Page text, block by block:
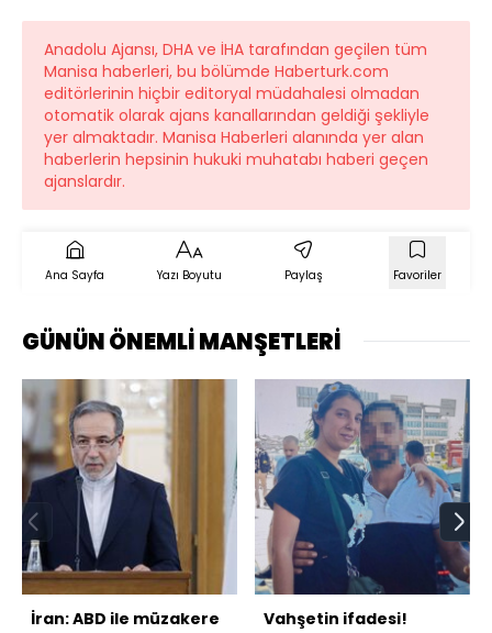
Anadolu Ajansı, DHA ve İHA tarafından geçilen tüm
Manisa haberleri, bu bölümde Haberturk.com
editörlerinin hiçbir editoryal müdahalesi olmadan
otomatik olarak ajans kanallarından geldiği şekliyle
yer almaktadır. Manisa Haberleri alanında yer alan
haberlerin hepsinin hukuki muhatabı haberi geçen
ajanslardır.
Ana Sayfa Yazı Boyutu Paylaş Favoriler
GÜNÜN ÖNEMLİ MANŞETLERİ
İran: ABD ile müzakere
Vahşetin ifadesi!